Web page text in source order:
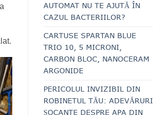
AUTOMAT NU TE AJUTĂ ÎN
CAZUL BACTERIILOR?
CARTUSE SPARTAN BLUE
TRIO 10, 5 MICRONI,
CARBON BLOC, NANOCERAM
ARGONIDE
PERICOLUL INVIZIBIL DIN
ROBINETUL TĂU: ADEVĂRURI
ȘOCANTE DESPRE APA DIN